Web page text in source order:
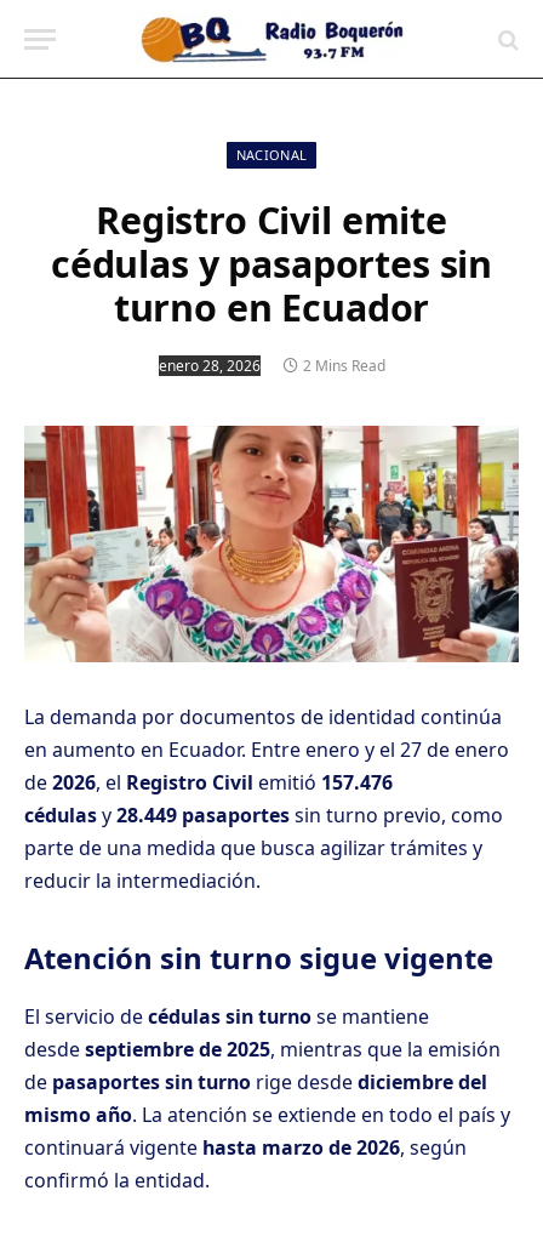
NACIONAL
Registro Civil emite
cédulas y pasaportes sin
turno en Ecuador
enero 28, 2026 2 Mins Read
La demanda por documentos de identidad continúa
en aumento en Ecuador. Entre enero y el 27 de enero
de2026, el Registro Civil emitió 157.476
cédulasy28.449 pasaportessin turno previo, como
parte de una medida que busca agilizar trámites y
reducir la intermediación.
Atención sin turno sigue vigente
El servicio decédulas sin turnose mantiene
desdeseptiembre de 2025, mientras que la emisión
de pasaportes sin turno rige desdediciembre del
mismo año. La atención se extiende en todo el país y
continuará vigente hasta marzo de 2026, según
confirmó la entidad.